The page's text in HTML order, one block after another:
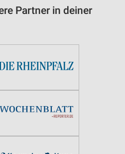
Partner in deiner